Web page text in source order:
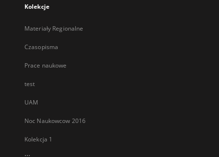
Kolekcje
Materiały Regionalne
Czasopisma
Prace naukowe
test
UAM
Noc Naukowcow 2016
Kolekcja 1
...